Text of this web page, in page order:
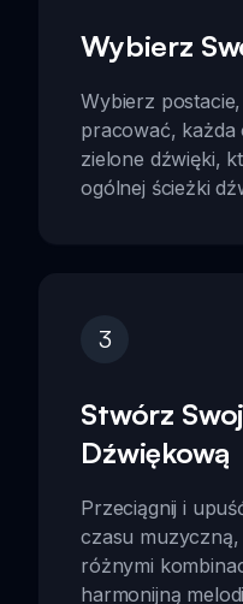
Wybierz
Wybierz
pracować, każda
zielone dźwięki,
ogólnej ścieżki
3
Stwórz
Dźwiękową
Przeciągnij i
czasu
różnymi
harmonijną